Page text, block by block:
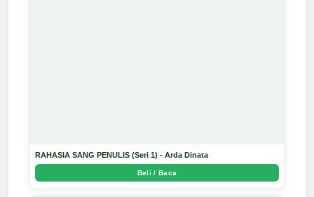
RAHASIA SANG PENULIS (Seri 1) - Arda Dinata
Beli / Baca